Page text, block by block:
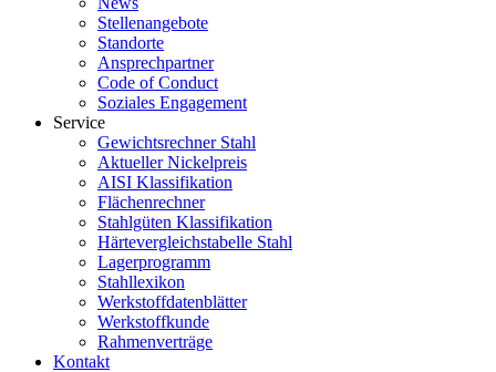
Stellenangebote
Standorte
Ansprechpartner
Code of Conduct
Soziales Engagement
Service
Gewichtsrechner Stahl
Aktueller Nickelpreis
AISI Klassifikation
Flächenrechner
Stahlgüten Klassifikation
Härtevergleichstabelle Stahl
Lagerprogramm
Stahllexikon
Werkstoffdatenblätter
Werkstoffkunde
Rahmenverträge
Kontakt